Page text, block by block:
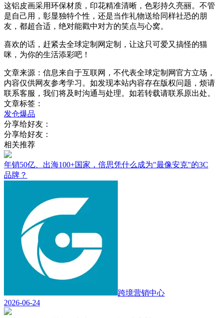
这铝皮画采用环保材质，印花精准清晰，色彩持久亮丽。不管
是自己用，彰显独特个性，还是当作礼物送给同样社恐的朋
友，都超合适，绝对能戳中对方的笑点与心窝。
喜欢的话，赶紧去全球定制网定制，让这只可爱又搞怪的猫
咪，为你的生活添彩吧！
文章来源：信息来自于互联网，不代表全球定制网官方立场，
内容仅供网友参考学习。如发现本站内容存在版权问题，烦请
联系客服，我们将及时沟通与处理。如若转载请联系原出处。
文章标签：
发仓爆品
分享给好友：
分享给好友：
相关推荐
年销50亿、出海100+国家，倍思凭什么成为"最像安克"的3C
品牌？
跨境营销中心
2026-06-24